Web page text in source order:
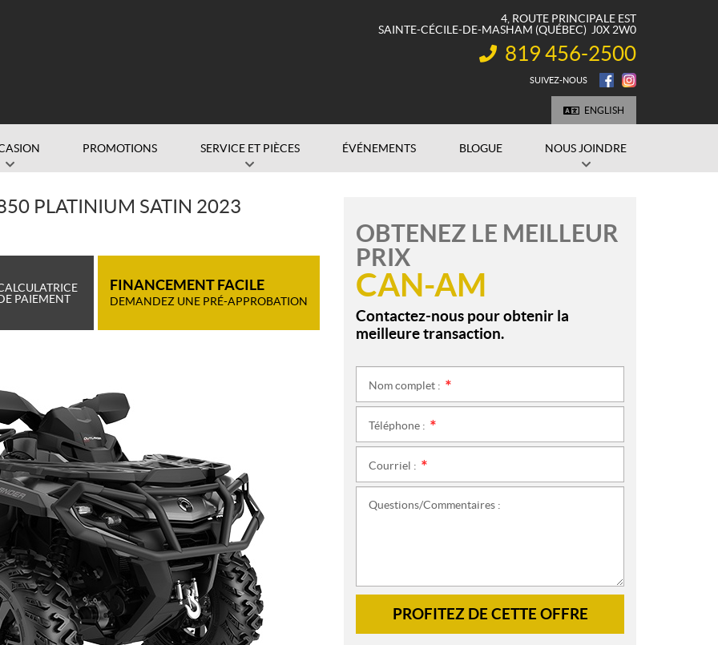
4, ROUTE PRINCIPALE EST
SAINTE-CÉCILE-DE-MASHAM (QUÉBEC) J0X 2W0
INFORMATION :
819 456-2500
SUIVEZ-NOUS
ENGLISH
PROMOTIONS SERVICE ET PIÈCES ÉVÉNEMENTS BLOGUE NOUS JOINDRE
PLATINIUM SATIN 2023
PAIEMENT
FINANCEMENT FACILE
DEMANDEZ UNE PRÉ-APPROBATION
OBTENEZ LE MEILLEUR
PRIX
CAN-AM
Contactez-nous pour obtenir la
meilleure transaction.
Nom complet :
Téléphone :
Courriel :
Questions/Commentaires :
PROFITEZ DE CETTE OFFRE